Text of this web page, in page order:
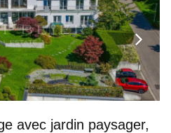
avec jardin paysager,